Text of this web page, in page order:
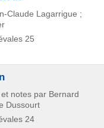
Claude Lagarrigue ;
25
notes par Bernard
Dussourt
24